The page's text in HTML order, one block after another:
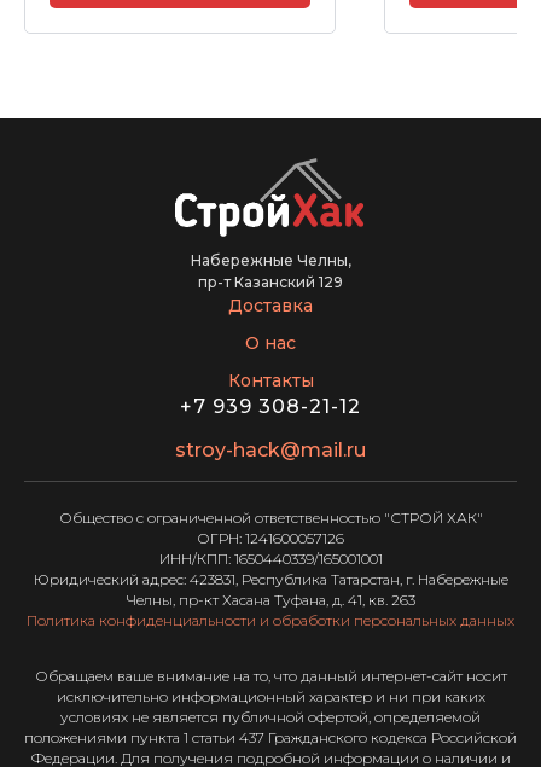
Набережные Челны,
пр-т Казанский 129
Доставка
О нас
Контакты
+7 939 308-21-12
stroy-hack@mail.ru
Общество с ограниченной ответственностью "СТРОЙ ХАК"
ОГРН: 1241600057126
ИНН/КПП: 1650440339/165001001
Юридический адрес: 423831, Республика Татарстан, г. Набережные
Челны, пр-кт Хасана Туфана, д. 41, кв. 263
Политика конфиденциальности и обработки персональных данных
Обращаем ваше внимание на то, что данный интернет-сайт носит
исключительно информационный характер и ни при каких
условиях не является публичной офертой, определяемой
положениями пункта 1 статьи 437 Гражданского кодекса Российской
Федерации. Для получения подробной информации о наличии и